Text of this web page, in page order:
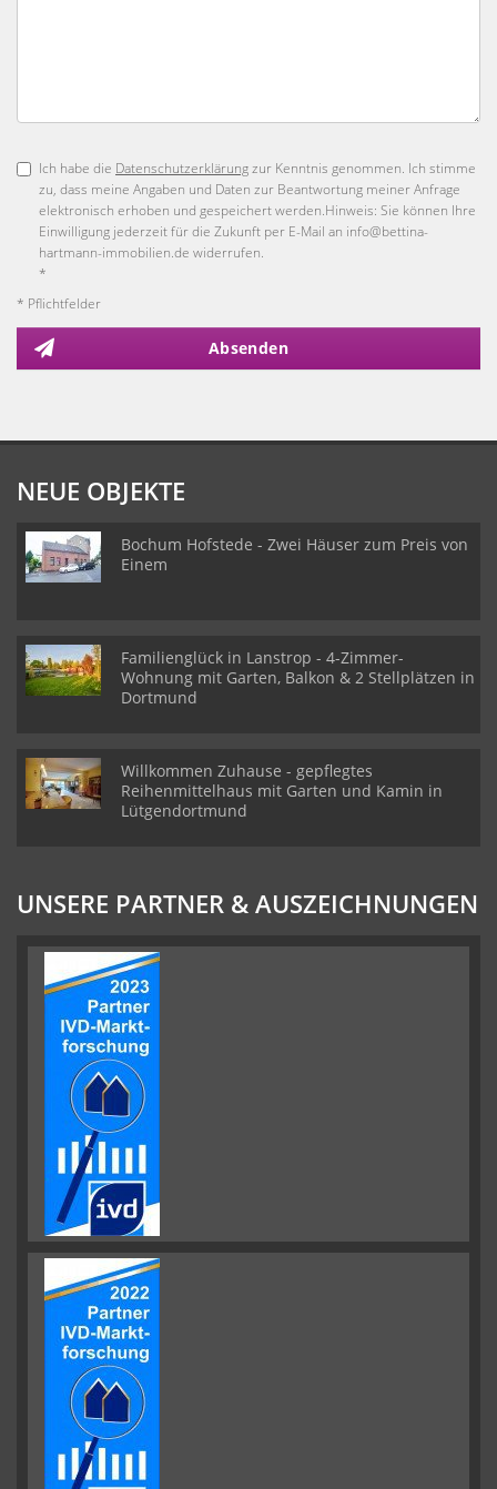
Ich habe die Datenschutzerklärungzur Kenntnis genommen. Ich stimme
zu, dass meine Angaben und Daten zur Beantwortung meiner Anfrage
elektronisch erhoben und gespeichert werden.Hinweis: Sie können Ihre
Einwilligung jederzeit für die Zukunft per E-Mail an info@bettina-
hartmann-immobilien.de widerrufen.
*
* Pflichtfelder
Absenden
NEUE OBJEKTE
Bochum Hofstede - Zwei Häuser zum Preis von
Einem
Familienglück in Lanstrop - 4-Zimmer-
Wohnung mit Garten, Balkon & 2 Stellplätzen in
Dortmund
Willkommen Zuhause - gepflegtes
Reihenmittelhaus mit Garten und Kamin in
Lütgendortmund
UNSERE PARTNER & AUSZEICHNUNGEN